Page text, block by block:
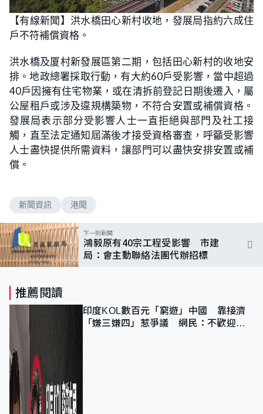
U
n
m
t
e
L
o
a
d
0
.
9
4
%
【有線新聞】洪水橋田心新村收地，發展局指約六成住
戶不符補償資格。
洪水橋及厦村新發展區第二期，包括田心新村的收地安
排。地政總署採取行動，有大約60戶受影響，當中超過
40戶因擁有住宅物業，或在清拆前登記日期後遷入，屬
公屋租戶或涉及違規構築物，不符合安置或補償資格。
發展局表示部分受影響人士一直拒絕與部門及社工接
觸，直至法定通知屆滿後才接受資格審查，呼籲受影響
人士盡快提供所需資料，讓部門可以盡快安排安置或補
償。
新聞資訊 港聞
下一則新聞
鴻毅原有40宗工程受影響 市建
局：會主動聯絡法團代辦招標
推薦閱讀
印度KOL數百元「窮遊」中國 靠接濟
「嫌三嫌四」惹爭議 網民：不歡迎劣